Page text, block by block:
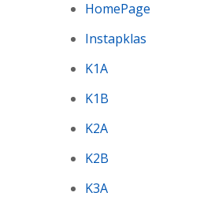
HomePage
Instapklas
K1A
K1B
K2A
K2B
K3A